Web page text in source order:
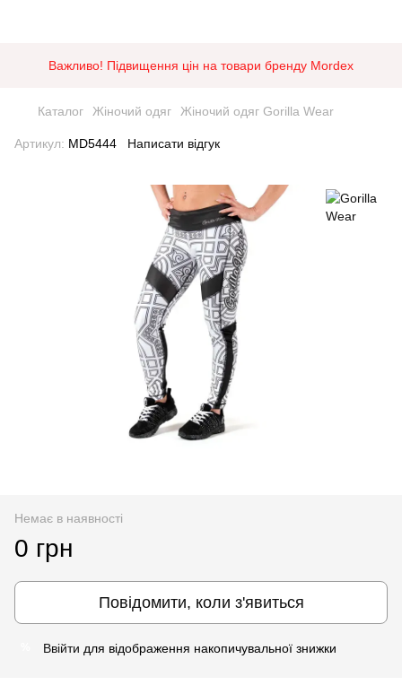
Важливо! Підвищення цін на товари бренду Mordex
Каталог Жіночий одяг Жіночий одяг Gorilla Wear
Артикул: MD5444 Написати відгук
Немає в наявності
0 грн
Повідомити, коли з'явиться
Ввійти для відображення накопичувальної знижки